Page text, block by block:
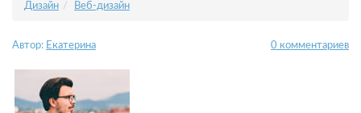
Дизайн Веб-​дизайн
0 комментариев
Автор: Екатерина